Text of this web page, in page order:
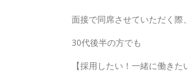
面接で同席させていただく際、
30代後半の方でも
【採用したい！一緒に働き